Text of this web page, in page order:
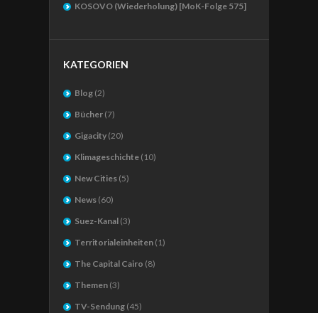
KOSOVO (Wiederholung) [MoK-Folge 575]
KATEGORIEN
Blog (2)
Bücher (7)
Gigacity (20)
Klimageschichte (10)
New Cities (5)
News (60)
Suez-Kanal (3)
Territorialeinheiten (1)
The Capital Cairo (8)
Themen (3)
TV-Sendung (45)